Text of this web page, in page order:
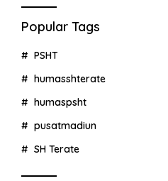
Popular Tags
PSHT
humasshterate
humaspsht
pusatmadiun
SH Terate